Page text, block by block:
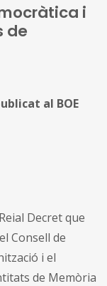
i
de
al BOE
Decret que
Consell de
i el
de Memòria